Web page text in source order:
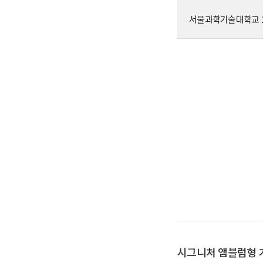
서울과학기술대학교
시그니처 앰블럼형